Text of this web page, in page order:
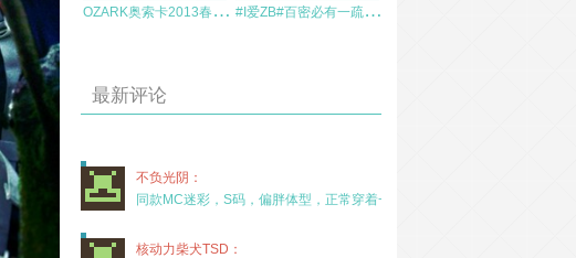
O
ZARK奥索卡2013春夏款冲锋衣112838评测 #
I爱ZB#百密必有一疏——Magforce C0109 SOS T恤测评
最新评论
不负光阴：
同款MC迷彩，S码，偏胖体型，正常穿着一年半，没
核动力柴犬TSD：